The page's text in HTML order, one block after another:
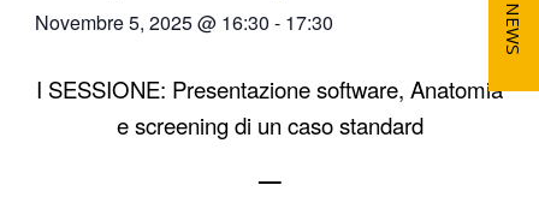
NEWS
Novembre 5, 2025 @ 16:30 - 17:30
I SESSIONE: Presentazione software, Anatomia
e screening di un caso standard
—